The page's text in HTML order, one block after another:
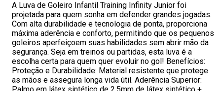
A Luva de Goleiro Infantil Training Infinity Junior foi
projetada para quem sonha em defender grandes jogadas.
Com alta durabilidade e tecnologia de ponta, proporciona
máxima aderência e conforto, permitindo que os pequenos
goleiros aperfeiçoem suas habilidades sem abrir mão da
segurança. Seja em treinos ou partidas, esta luva é a
escolha certa para quem quer evoluir no gol! Benefícios:
Proteção e Durabilidade: Material resistente que protege
as mãos e assegura longa vida útil. Aderência Superior: